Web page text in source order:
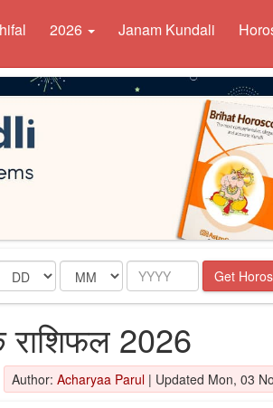
2026 Janam Kundali
Month Year Get
राशिफल 2026
Author: Acharyaa Parul | Updated Mon, 03